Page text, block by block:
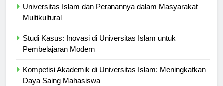
Universitas Islam dan Peranannya dalam Masyarakat
Studi Kasus: Inovasi di Universitas Islam untuk
Kompetisi Akademik di Universitas Islam: Meningkatkan